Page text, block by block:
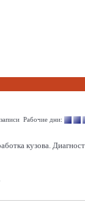
Рабочие дни:
кузова.